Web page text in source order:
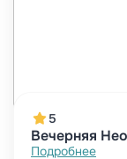
5
Вечерняя
Подробнее